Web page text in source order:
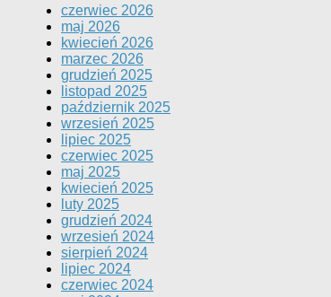
czerwiec 2026
maj 2026
kwiecień 2026
marzec 2026
grudzień 2025
listopad 2025
październik 2025
wrzesień 2025
lipiec 2025
czerwiec 2025
maj 2025
kwiecień 2025
luty 2025
grudzień 2024
wrzesień 2024
sierpień 2024
lipiec 2024
czerwiec 2024